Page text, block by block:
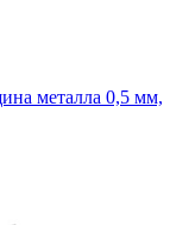
металла 0,5 мм,